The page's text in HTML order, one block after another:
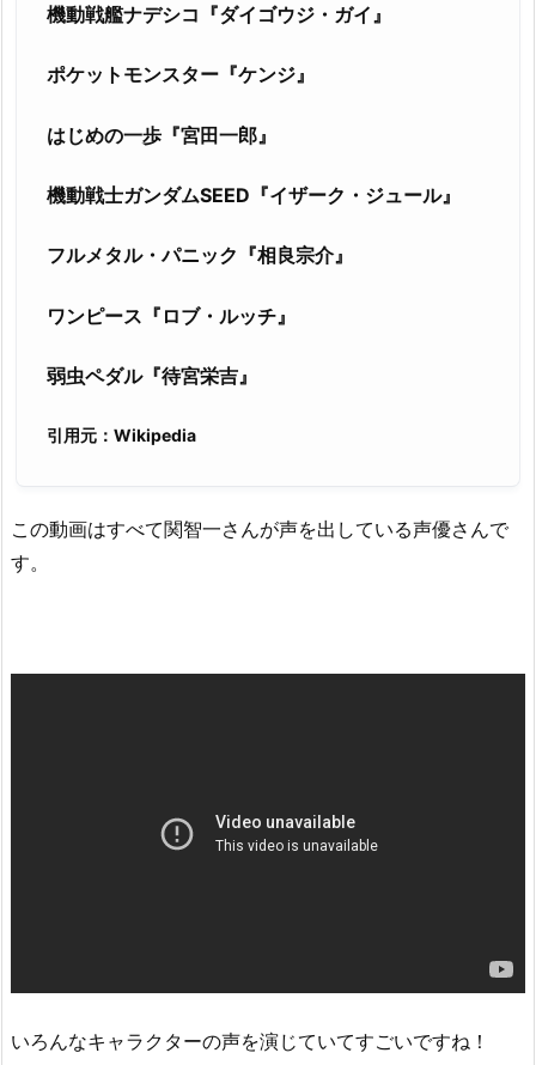
機動戦艦ナデシコ『ダイゴウジ・ガイ』
ポケットモンスター『ケンジ』
はじめの一歩『宮田一郎』
機動戦士ガンダムSEED『イザーク・ジュール』
フルメタル・パニック『相良宗介』
ワンピース『ロブ・ルッチ』
弱虫ペダル『待宮栄吉』
引用元：Wikipedia
この動画はすべて関智一さんが声を出している声優さんで
す。
いろんなキャラクターの声を演じていてすごいですね！